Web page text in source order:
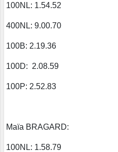
100NL: 1.54.52
400NL: 9.00.70
100B: 2.19.36
100D: 2.08.59
100P: 2.52.83
Maïa BRAGARD:
100NL: 1.58.79